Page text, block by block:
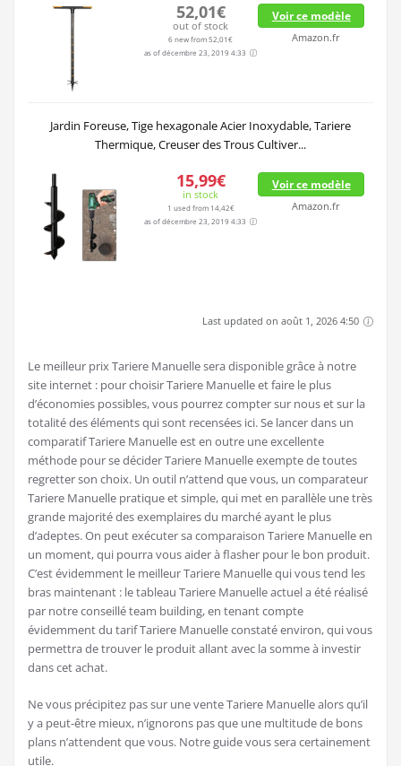
52,01€
out of stock
6 new from 52,01€
as of décembre 23, 2019 4:33
Voir ce modèle
Amazon.fr
Jardin Foreuse, Tige hexagonale Acier Inoxydable, Tariere
Thermique, Creuser des Trous Cultiver...
15,99€
in stock
1 used from 14,42€
as of décembre 23, 2019 4:33
Voir ce modèle
Amazon.fr
Last updated on août 1, 2026 4:50
Le meilleur prix Tariere Manuelle sera disponible grâce à notre
site internet : pour choisir Tariere Manuelle et faire le plus
d’économies possibles, vous pourrez compter sur nous et sur la
totalité des éléments qui sont recensées ici. Se lancer dans un
comparatif Tariere Manuelle est en outre une excellente
méthode pour se décider Tariere Manuelle exempte de toutes
regretter son choix. Un outil n’attend que vous, un comparateur
Tariere Manuelle pratique et simple, qui met en parallèle une très
grande majorité des exemplaires du marché ayant le plus
d’adeptes. On peut exécuter sa comparaison Tariere Manuelle en
un moment, qui pourra vous aider à flasher pour le bon produit.
C’est évidemment le meilleur Tariere Manuelle qui vous tend les
bras maintenant : le tableau Tariere Manuelle actuel a été réalisé
par notre conseillé team building, en tenant compte
évidemment du tarif Tariere Manuelle constaté environ, qui vous
permettra de trouver le produit allant avec la somme à investir
dans cet achat.
Ne vous précipitez pas sur une vente Tariere Manuelle alors qu’il
y a peut-être mieux, n’ignorons pas que une multitude de bons
plans n’attendent que vous. Notre guide vous sera certainement
utile.